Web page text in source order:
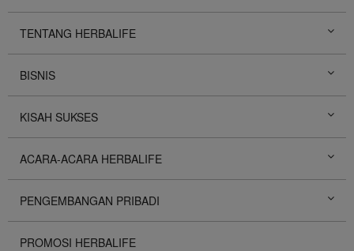
TENTANG HERBALIFE
BISNIS
KISAH SUKSES
ACARA-ACARA HERBALIFE
PENGEMBANGAN PRIBADI
PROMOSI HERBALIFE